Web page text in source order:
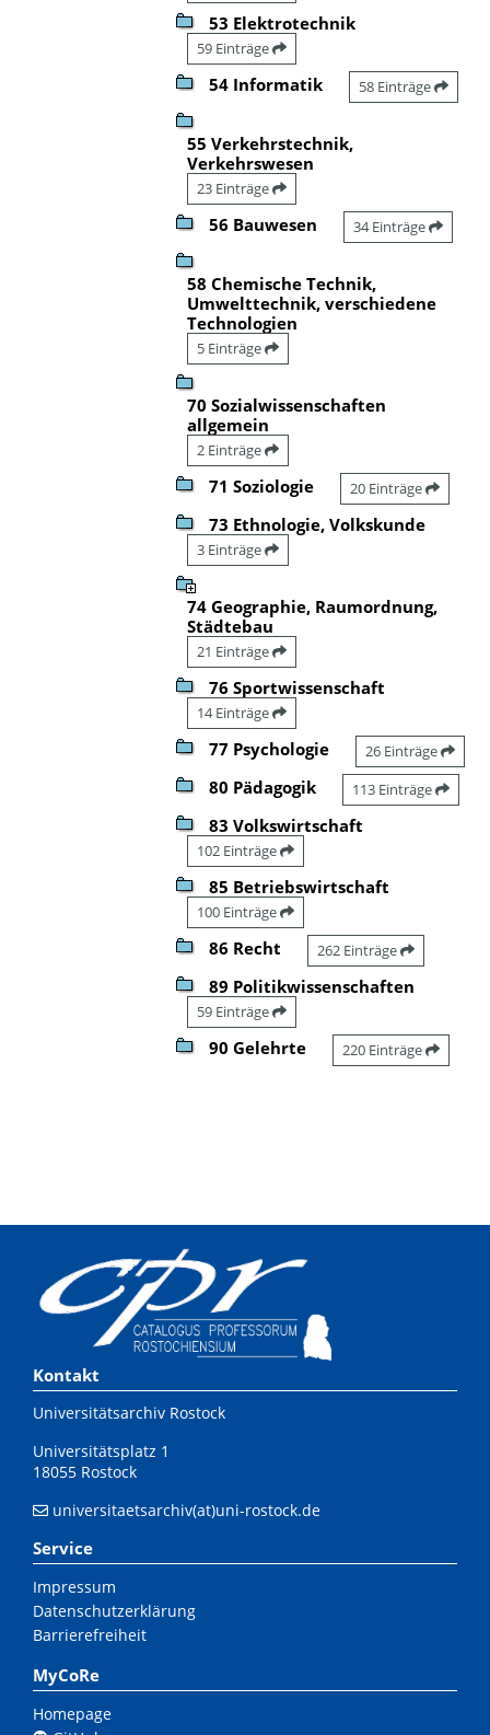
53 Elektrotechnik
59 Einträge
54 Informatik 58 Einträge
55 Verkehrstechnik,
Verkehrswesen
23 Einträge
56 Bauwesen 34 Einträge
58 Chemische Technik,
Umwelttechnik, verschiedene
Technologien
5 Einträge
70 Sozialwissenschaften
allgemein
2 Einträge
71 Soziologie 20 Einträge
73 Ethnologie, Volkskunde
3 Einträge
74 Geographie, Raumordnung,
Städtebau
21 Einträge
76 Sportwissenschaft
14 Einträge
77 Psychologie 26 Einträge
80 Pädagogik 113 Einträge
83 Volkswirtschaft
102 Einträge
85 Betriebswirtschaft
100 Einträge
86 Recht 262 Einträge
89 Politikwissenschaften
59 Einträge
90 Gelehrte 220 Einträge
Kontakt
Universitätsarchiv Rostock
Universitätsplatz 1
18055 Rostock
universitaetsarchiv(at)uni-rostock.de
Service
Impressum
Datenschutzerklärung
Barrierefreiheit
MyCoRe
Homepage